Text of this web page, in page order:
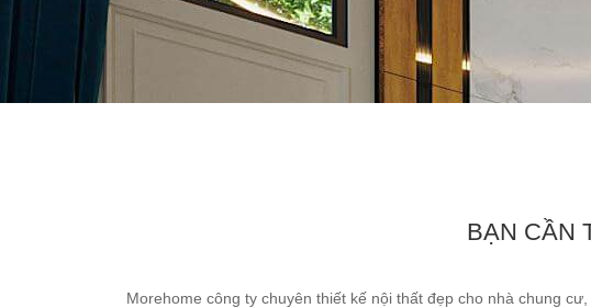
BẠN CẦN
Morehome công ty chuyên thiết kế nội thất đẹp cho nhà chung